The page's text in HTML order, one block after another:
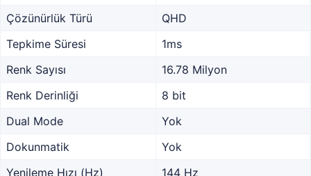
Çözünürlük Türü
QHD
Tepkime Süresi
1ms
Renk Sayısı
16.78 Milyon
Renk Derinliği
8 bit
Dual Mode
Yok
Dokunmatik
Yok
Yenileme Hızı (Hz)
144 Hz